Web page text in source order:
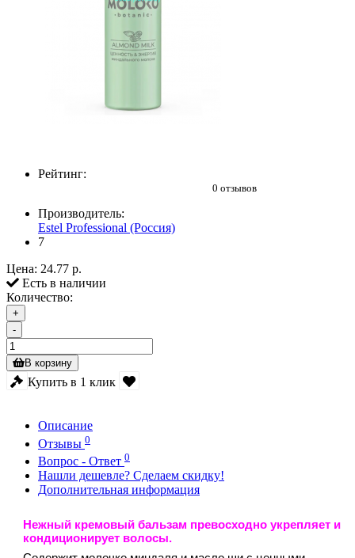
Рейтинг:
0 отзывов
Производитель:
Estel Professional (Россия)
7
Цена: 24.77 р.
Есть в наличии
Количество:
+
-
В корзину
Купить в 1 клик
Описание
Отзывы 0
Вопрос - Ответ 0
Нашли дешевле? Сделаем скидку!
Дополнительная информация
Нежный кремовый бальзам превосходно укрепляет и
кондиционирует волосы.